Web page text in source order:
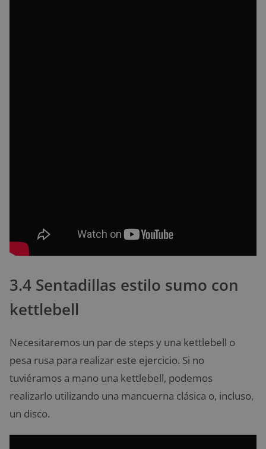
3.4 Sentadillas estilo sumo con
kettlebell
Necesitaremos un par de steps y una kettlebell o
pesa rusa para realizar este ejercicio. Si no
tuviéramos a mano una kettlebell, podemos
realizarlo utilizando una mancuerna clásica o, incluso,
un disco.